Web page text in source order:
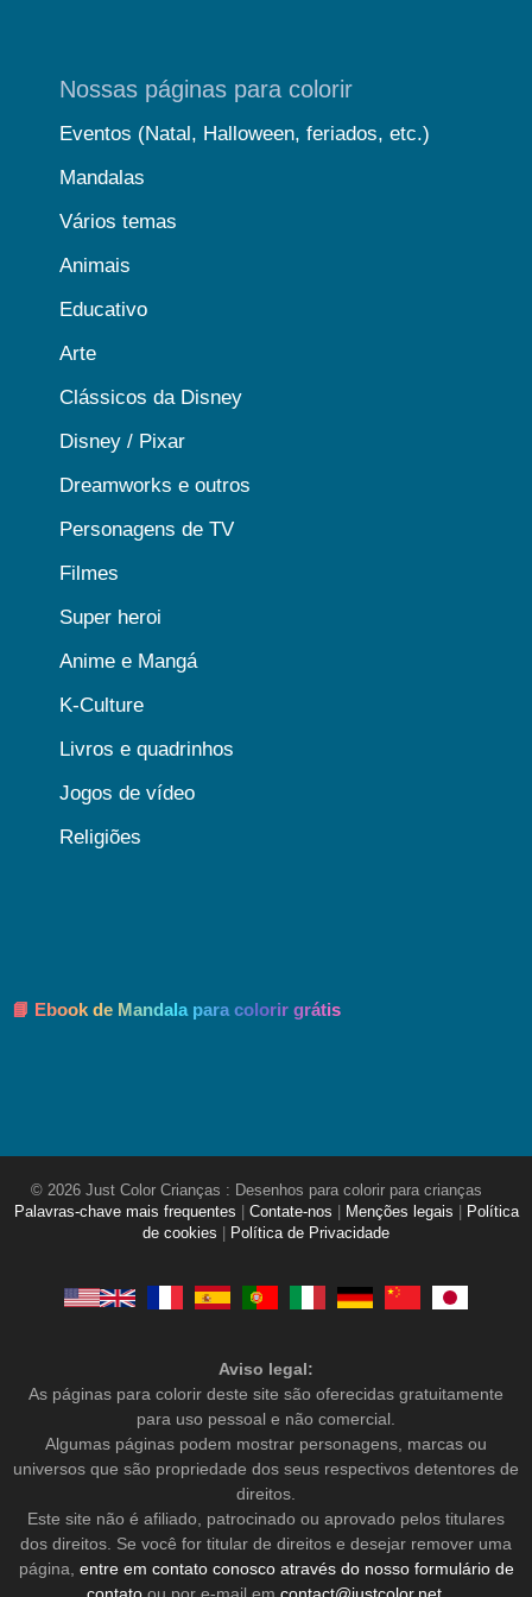
Nossas páginas para colorir
Eventos (Natal, Halloween, feriados, etc.)
Mandalas
Vários temas
Animais
Educativo
Arte
Clássicos da Disney
Disney / Pixar
Dreamworks e outros
Personagens de TV
Filmes
Super heroi
Anime e Mangá
K-Culture
Livros e quadrinhos
Jogos de vídeo
Religiões
📘 Ebook de Mandala para colorir grátis
© 2026 Just Color Crianças : Desenhos para colorir para crianças
Palavras-chave mais frequentes
Contate-nos Menções legais
Política
de cookies
Política de Privacidade
Aviso legal:
As páginas para colorir deste site são oferecidas gratuitamente
para uso pessoal e não comercial.
Algumas páginas podem mostrar personagens, marcas ou
universos que são propriedade dos seus respectivos detentores de
direitos.
Este site não é afiliado, patrocinado ou aprovado pelos titulares
dos direitos. Se você for titular de direitos e desejar remover uma
página, entre em contato conosco através do nosso formulário de